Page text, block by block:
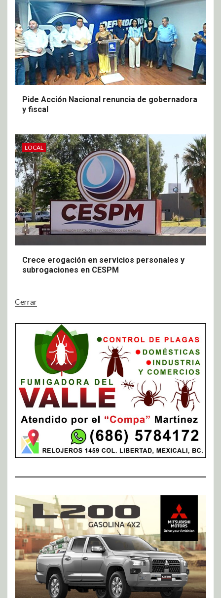
Pide Acción Nacional renuncia de gobernadora
y fiscal
LOCAL
Crece erogación en servicios personales y
subrogaciones en CESPM
Cerrar